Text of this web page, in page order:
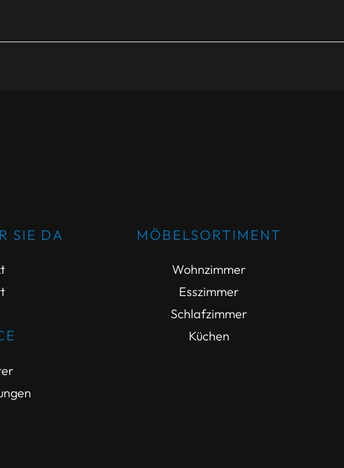
SIE DA MÖBELSORTIMENT
Wohnzimmer
Esszimmer
Schlafzimmer
Küchen